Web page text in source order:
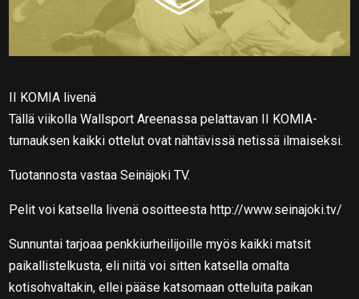
II KOMIA livenä
Tällä viikolla Wallsport Areenassa pelattavan II KOMIA-
turnauksen kaikki ottelut ovat nähtävissä netissä ilmaiseksi.
Tuotannosta vastaa Seinäjoki TV.
Pelit voi katsella livenä osoitteesta http://www.seinajoki.tv/
Sunnuntai tarjoaa penkkiurheilijoille myös kaikki matsit
paikallistelkusta, eli niitä voi sitten katsella omalta
kotisohvaltakin, ellei pääse katsomaan otteluita paikan